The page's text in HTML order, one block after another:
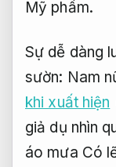
Mỹ phẩm.
Sự dễ dàng
sườn: Nam
khi xuất hiện
giả dụ nhìn
áo mưa Có